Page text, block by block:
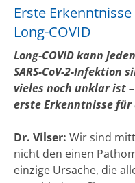
Erste
Long-COVID
Long-COVID kann
SARS-CoV-2-Infektion
vieles noch unklar ist
erste Erkenntnisse für
Dr. Vilser: Wir sind
nicht den einen
einzige Ursache, die